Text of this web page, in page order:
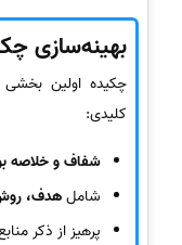
بهینه‌سازی
چکیده اولین
کلیدی:
شفاف و خلاصه
شاملهدف، روش
پرهیز از ذکر